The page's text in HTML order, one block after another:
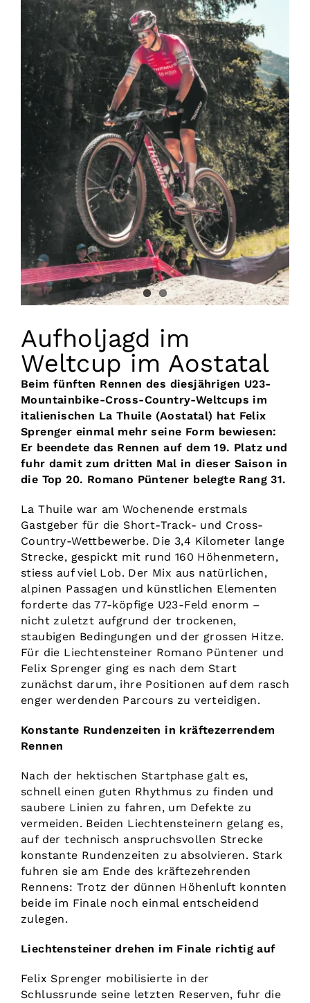
Vorstand
Kontakt
Aufholjagd im
Weltcup im Aostatal
Beim fünften Rennen des diesjährigen U23-
Mountainbike-Cross-Country-Weltcups im
italienischen La Thuile (Aostatal) hat Felix
Sprenger einmal mehr seine Form bewiesen:
Er beendete das Rennen auf dem 19. Platz und
fuhr damit zum dritten Mal in dieser Saison in
die Top 20. Romano Püntener belegte Rang 31.
La Thuile war am Wochenende erstmals
Gastgeber für die Short-Track- und Cross-
Country-Wettbewerbe. Die 3,4 Kilometer lange
Strecke, gespickt mit rund 160 Höhenmetern,
stiess auf viel Lob. Der Mix aus natürlichen,
alpinen Passagen und künstlichen Elementen
forderte das 77-köpfige U23-Feld enorm –
nicht zuletzt aufgrund der trockenen,
staubigen Bedingungen und der grossen Hitze.
Für die Liechtensteiner Romano Püntener und
Felix Sprenger ging es nach dem Start
zunächst darum, ihre Positionen auf dem rasch
enger werdenden Parcours zu verteidigen.
Konstante Rundenzeiten in kräftezerrendem
Rennen
Nach der hektischen Startphase galt es,
schnell einen guten Rhythmus zu finden und
saubere Linien zu fahren, um Defekte zu
vermeiden. Beiden Liechtensteinern gelang es,
auf der technisch anspruchsvollen Strecke
konstante Rundenzeiten zu absolvieren. Stark
fuhren sie am Ende des kräftezehrenden
Rennens: Trotz der dünnen Höhenluft konnten
beide im Finale noch einmal entscheidend
zulegen.
Liechtensteiner drehen im Finale richtig auf
Felix Sprenger mobilisierte in der
Schlussrunde seine letzten Reserven, fuhr die